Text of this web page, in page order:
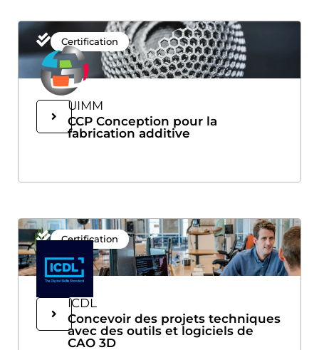
Certification
UIMM
CCP Conception pour la
fabrication additive
Certification
ICDL
Concevoir des projets techniques
avec des outils et logiciels de
CAO 3D